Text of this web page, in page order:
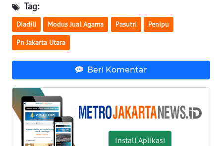
Tag:
Diadili Modus Jual Agama Pasutri Penipu
Pn Jakarta Utara
Beri Komentar
Install Aplikasi
WN
NIAS
WN
TAPANULI
SELATAN
WN
TANJUNG